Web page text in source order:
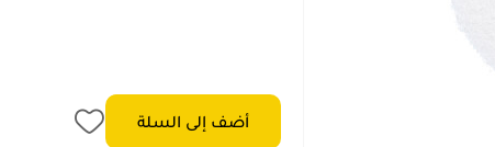
أضف إلى السلة